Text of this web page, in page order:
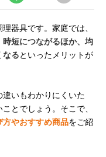
器具です。家庭では、
時短につながるほか、均
なるといったメリットが
いもわかりにくいた
とでしょう。そこで、
方やおすすめ商品をご紹